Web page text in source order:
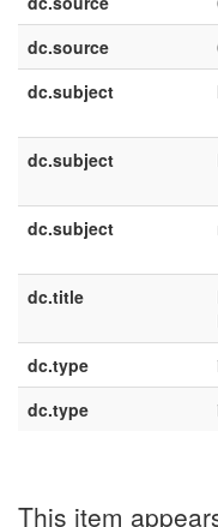
dc.source
dc.subject
dc.subject
dc.subject
dc.title
dc.type
dc.type
This item